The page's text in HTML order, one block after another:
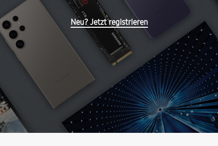
Neu? Jetzt registrieren